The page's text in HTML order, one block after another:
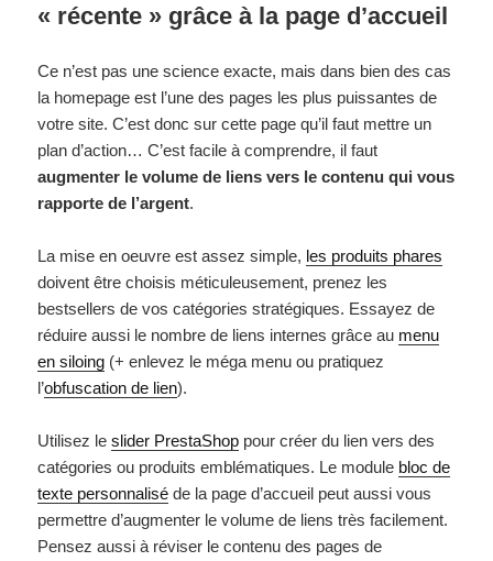
« récente » grâce à la page d’accueil
Ce n’est pas une science exacte, mais dans bien des cas
la homepage est l’une des pages les plus puissantes de
votre site. C’est donc sur cette page qu’il faut mettre un
plan d’action… C’est facile à comprendre, il faut
augmenter le volume de liens vers le contenu qui vous
rapporte de l’argent.
La mise en oeuvre est assez simple, les produits phares
doivent être choisis méticuleusement, prenez les
bestsellers de vos catégories stratégiques. Essayez de
réduire aussi le nombre de liens internes grâce au menu
en siloing (+ enlevez le méga menu ou pratiquez
l’obfuscation de lien).
Utilisez leslider PrestaShop pour créer du lien vers des
catégories ou produits emblématiques. Le module bloc de
texte personnalisé de la page d’accueil peut aussi vous
permettre d’augmenter le volume de liens très facilement.
Pensez aussi à réviser le contenu des pages de